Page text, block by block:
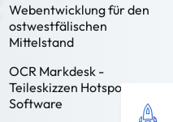
Webentwicklung für den
ostwestfälischen
Mittelstand
OCR Markdesk -
Teileskizzen Hotspot
Software